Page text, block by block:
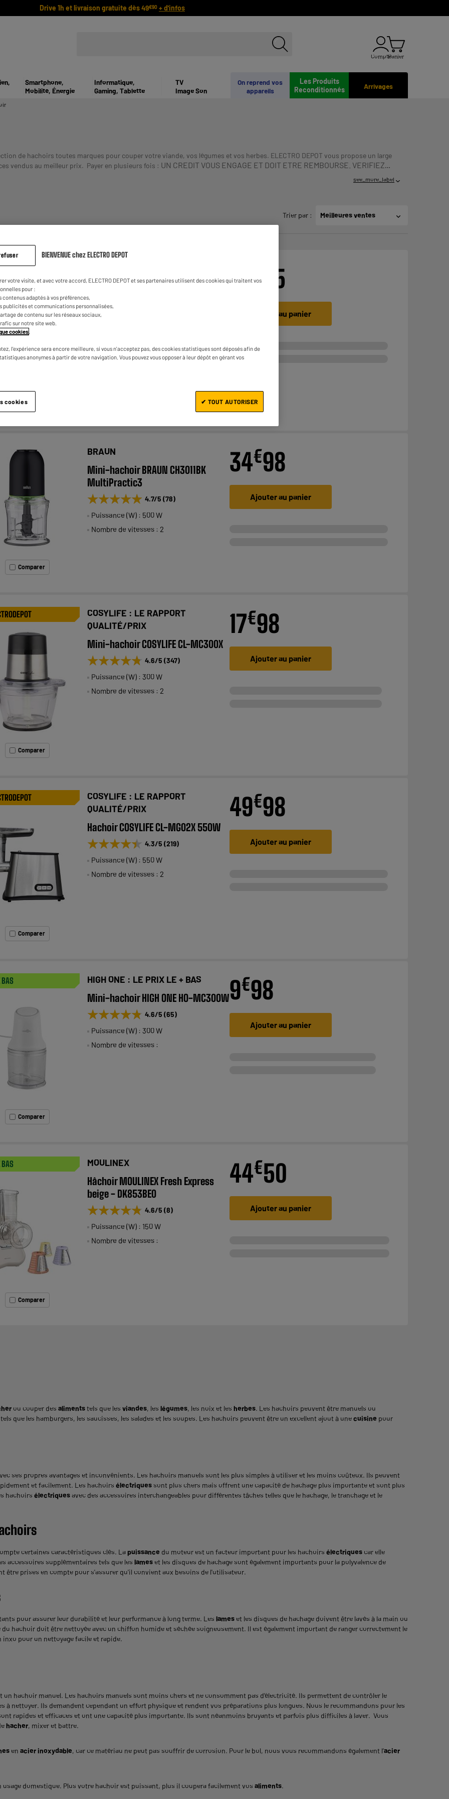
Drive 1h et livraison gratuite dès 49€90 + d'infos
ComptePanier
Arrivages
Les Produits
Reconditionnés
On reprend vos
appareils
Smartphone,
Mobilité, Énergie
Informatique,
Gaming, Tablette
TV
Image Son
de hachoirs toutes marques pour couper votre viande, vos légumes et vos herbes. ELECTRO DEPOT vous propose un large
vendus au meilleur prix. Payer en plusieurs fois : UN CREDIT VOUS ENGAGE ET DOIT ETRE REMBOURSE. VERIFIEZ
see_more_label
Trier par : Meilleures ventes
Comparer
Hachoir TECHWOOD Rap'to 5 cones
★★★★★
★★★★★
Puissance (W) : 150 W
24 95
Ajouter au panier
Comparer
BRAUN
Mini-hachoir BRAUN CH3011BK
MultiPractic3
★★★★★
★★★★★ 4.7/5 (78)
Puissance (W) : 500 W
Nombre de vitesses : 2
34€98
Ajouter au panier
Comparer
COSYLIFE : LE RAPPORT
QUALITÉ/PRIX
Mini-hachoir COSYLIFE CL-MC300X
★★★★★
★★★★★ 4.6/5 (347)
Puissance (W) : 300 W
Nombre de vitesses : 2
17€98
Ajouter au panier
Comparer
COSYLIFE : LE RAPPORT
QUALITÉ/PRIX
Hachoir COSYLIFE CL-MG02X 550W
★★★★★
★★★★★ 4.3/5 (219)
Puissance (W) : 550 W
Nombre de vitesses : 2
49€98
Ajouter au panier
BAS
Comparer
HIGH ONE : LE PRIX LE + BAS
Mini-hachoir HIGH ONE HO-MC300W
★★★★★
★★★★★ 4.6/5 (65)
Puissance (W) : 300 W
Nombre de vitesses :
9€98
Ajouter au panier
BAS
Comparer
MOULINEX
Hâchoir MOULINEX Fresh Express
beige - DK853BE0
★★★★★
★★★★★ 4.6/5 (8)
Puissance (W) : 150 W
Nombre de vitesses :
44€50
Ajouter au panier
ou couper des alimentstels que les viandes, les légumes, les noix et les herbes. Les hachoirs peuvent être manuels ou
que les hamburgers, les saucisses, les salades et les soupes. Les hachoirs peuvent être un excellent ajout à unecuisine pour
ses propres avantages et inconvénients. Les hachoirs manuels sont les plus simples à utiliser et les moins coûteux. Ils peuvent
et facilement. Les hachoirs électriques sont plus chers mais offrent une capacité de hachage plus importante et sont plus
hachoirs électriquesavec des accessoires interchangeables pour différentes tâches telles que le hachage, le tranchage et le
certaines caractéristiques clés. Lapuissance du moteur est un facteur important pour les hachoirs électriques car elle
accessoires supplémentaires tels que les lames et les disques de hachage sont également importants pour la polyvalence de
être prises en compte pour s'assurer qu'il convient aux besoins de l'utilisateur.
pour assurer leur durabilité et leur performance à long terme. Les lames et les disques de hachage doivent être lavés à la main ou
hachoir doit être nettoyée avec un chiffon humide et séchée soigneusement. Il est également important de ranger correctement le
pour un nettoyage facile et rapide.
hachoir manuel. Les hachoirs manuels sont moins chers et ne consomment pas d’électricité. Ils permettent de contrôler le
à nettoyer. Ils demandent cependant un effort physique et rendent vos préparations plus longues. Nous le recommandons pour les
rapides et efficaces et ont une capacité plus importante. Ils sont néanmoins bruyants et parfois plus difficiles à laver. Vous
hacher, mixer et battre.
en acier inoxydable, car ce matériau ne peut pas souffrir de corrosion. Pour le bol, nous vous recommandons également l’acier
domestique. Plus votre hachoir est puissant, plus il coupera facilement vos aliments.
BIENVENUE chez ELECTRO DEPOT
votre visite, et avec votre accord, ELECTRO DEPOT et ses partenaires utilisent des cookies qui traitent vos
pour :
contenus adaptés à vos préférences,
publicités et communications personnalisées,
de contenu sur les réseaux sociaux,
sur notre site web.
cookies
l'expérience sera encore meilleure, si vous n'acceptez pas, des cookies statistiques sont déposés afin de
anonymes à partir de votre navigation. Vous pouvez vous opposer à leur dépôt en gérant vos
cookies ✔ TOUT AUTORISER